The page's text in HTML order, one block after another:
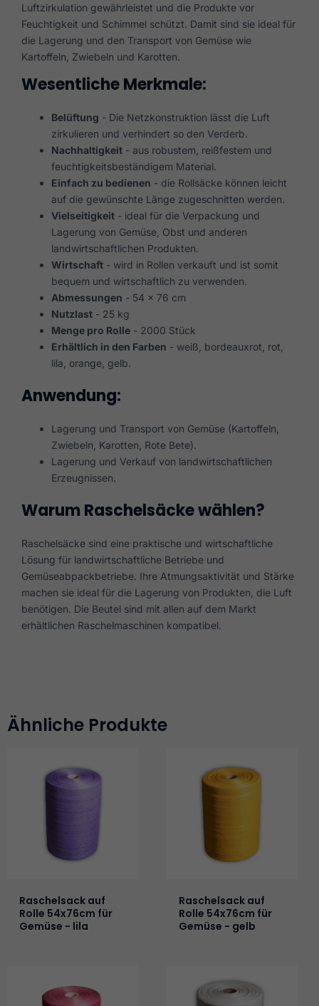
Luftzirkulation gewährleistet und die Produkte vor
Feuchtigkeit und Schimmel schützt. Damit sind sie ideal für
die Lagerung und den Transport von Gemüse wie
Kartoffeln, Zwiebeln und Karotten.
Wesentliche Merkmale:
Belüftung - Die Netzkonstruktion lässt die Luft
zirkulieren und verhindert so den Verderb.
Nachhaltigkeit - aus robustem, reißfestem und
feuchtigkeitsbeständigem Material.
Einfach zu bedienen - die Rollsäcke können leicht
auf die gewünschte Länge zugeschnitten werden.
Vielseitigkeit - ideal für die Verpackung und
Lagerung von Gemüse, Obst und anderen
landwirtschaftlichen Produkten.
Wirtschaft - wird in Rollen verkauft und ist somit
bequem und wirtschaftlich zu verwenden.
Abmessungen - 54 x 76 cm
Nutzlast - 25 kg
Menge pro Rolle - 2000 Stück
Erhältlich in den Farben - weiß, bordeauxrot, rot,
lila, orange, gelb.
Anwendung:
Lagerung und Transport von Gemüse (Kartoffeln,
Zwiebeln, Karotten, Rote Bete).
Lagerung und Verkauf von landwirtschaftlichen
Erzeugnissen.
Warum Raschelsäcke wählen?
Raschelsäcke sind eine praktische und wirtschaftliche
Lösung für landwirtschaftliche Betriebe und
Gemüseabpackbetriebe. Ihre Atmungsaktivität und Stärke
machen sie ideal für die Lagerung von Produkten, die Luft
benötigen. Die Beutel sind mit allen auf dem Markt
erhältlichen Raschelmaschinen kompatibel.
Ähnliche Produkte
Raschelsack auf
Rolle 54x76cm für
Gemüse - lila
Raschelsack auf
Rolle 54x76cm für
Gemüse - gelb